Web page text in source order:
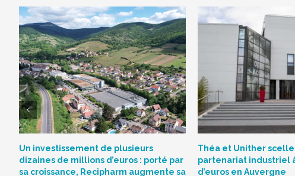
Un investissement de plusieurs
dizaines de millions d’euros : porté par
sa croissance, Recipharm augmente sa
Théa et Unither
partenariat industriel
d’euros en Auvergne